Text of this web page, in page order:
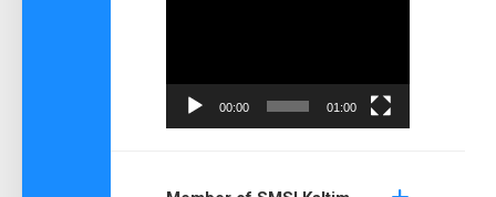
00:00 01:00